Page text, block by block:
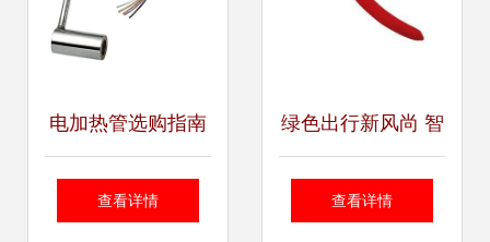
电加热管选购指南
北京基世林业五金
查看详情
绿色出行新风尚 智
能山地自行车全方
查看详情